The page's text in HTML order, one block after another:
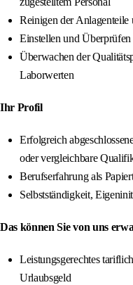
Reinigen der Anlagenteile
Einstellen und Überprüfen
Überwachen der
Laborwerten
Ihr Profil
Erfolgreich
oder vergleichbare
Berufserfahrung als
Selbstständigkeit,
Das können Sie von uns
Leistungsgerechtes
Urlaubsgeld